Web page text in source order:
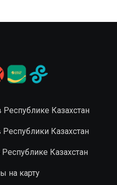
Казахстан
Казахстан
Казахстан
на карту